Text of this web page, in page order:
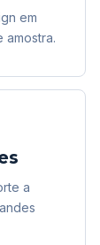
em
amostra.
a